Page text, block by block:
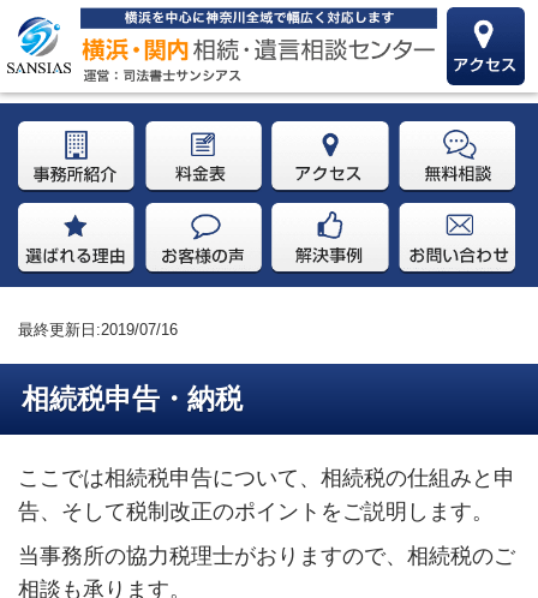
最終更新日:2019/07/16
相続税申告・納税
ここでは相続税申告について、相続税の仕組みと申
告、そして税制改正のポイントをご説明します。
当事務所の協力税理士がおりますので、相続税のご
相談も承ります。